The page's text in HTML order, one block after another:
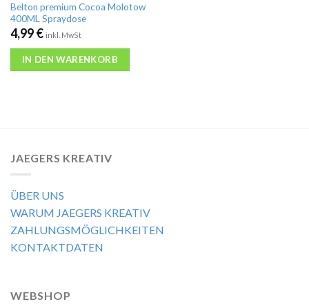
Belton premium Cocoa Molotow
400ML Spraydose
4,99€ inkl. MwSt
IN DEN WARENKORB
JAEGERS KREATIV
ÜBER UNS
WARUM JAEGERS KREATIV
ZAHLUNGSMÖGLICHKEITEN
KONTAKTDATEN
WEBSHOP